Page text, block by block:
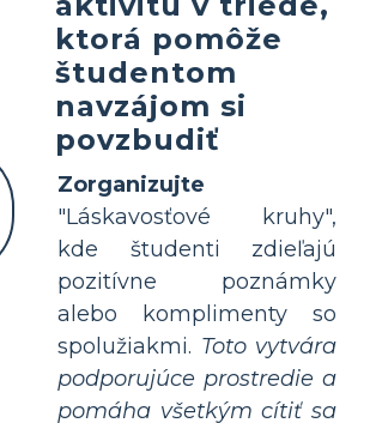
ktorá pomôže
študentom
navzájom si
povzbudiť
Zorganizujte
"Láskavosťové kruhy",
kde študenti zdieľajú
pozitívne poznámky
alebo komplimenty so
spolužiakmi. Toto vytvára
podporujúce prostredie a
pomáha všetkým cítiť sa